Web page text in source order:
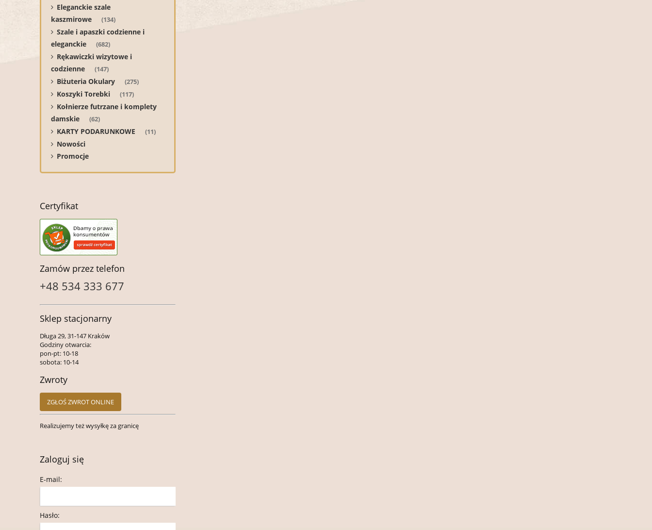
Eleganckie szale
kaszmirowe
(134)
Szale i apaszki codzienne i
eleganckie
(682)
Rękawiczki wizytowe i
codzienne
(147)
Biżuteria Okulary (275)
Koszyki Torebki (117)
Kołnierze futrzane i komplety
damskie
(62)
KARTY PODARUNKOWE (11)
Nowości
Promocje
Certyfikat
Zamów przez telefon
+48 534 333 677
Sklep stacjonarny
Długa 29, 31-147 Kraków
Godziny otwarcia:
pon-pt: 10-18
sobota: 10-14
Zwroty
ZGŁOŚ ZWROT ONLINE
Realizujemy też wysyłkę za granicę
Zaloguj się
E-mail:
Hasło: